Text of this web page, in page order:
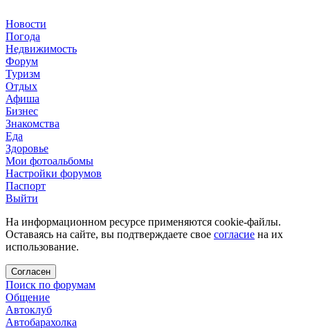
Новости
Погода
Недвижимость
Форум
Туризм
Отдых
Афиша
Бизнес
Знакомства
Еда
Здоровье
Мои фотоальбомы
Настройки форумов
Паспорт
Выйти
На информационном ресурсе применяются cookie-файлы.
Оставаясь на сайте, вы подтверждаете свое согласие на их
использование.
Согласен
Поиск по форумам
Общение
Автоклуб
Автобарахолка